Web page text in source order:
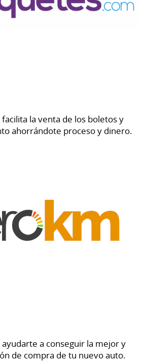
facilita la venta de los boletos y
ahorrándote proceso y dinero.
ayudarte a conseguir la mejor y
de compra de tu nuevo auto.